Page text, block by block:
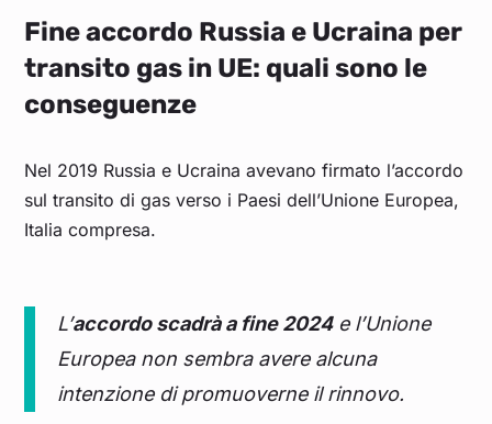
Fine accordo Russia e Ucraina per
transito gas in UE: quali sono le
conseguenze
Nel 2019 Russia e Ucraina avevano firmato l’accordo
sul transito di gas verso i Paesi dell’Unione Europea,
Italia compresa.
L’accordo scadrà a fine 2024e l’Unione
Europea non sembra avere alcuna
intenzione di promuoverne il rinnovo.